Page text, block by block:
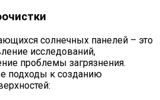
солнечных панелей – это
исследований,
проблемы загрязнения.
подходы к созданию